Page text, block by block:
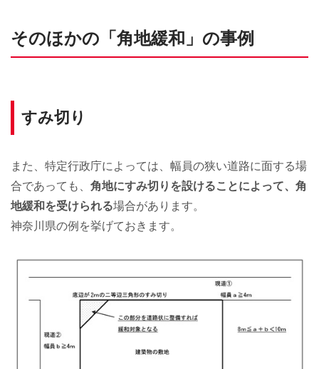
そのほかの「角地緩和」の事例
すみ切り
また、特定行政庁によっては、幅員の狭い道路に面する場
合であっても、 角地にすみ切りを設けることによって、角
地緩和を受けられる場合があります。
神奈川県の例を挙げておきます。